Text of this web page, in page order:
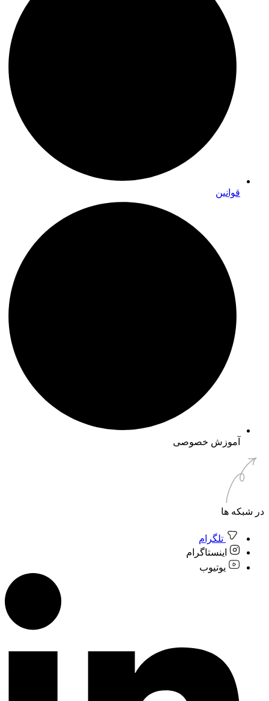
قوانین
آموزش خصوصی
در شبکه ها
تلگرام
اینستاگرام
یوتیوب